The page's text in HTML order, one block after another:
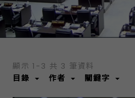
t
e
n
顯示 1-3 共 3 筆資料
目錄
作者 關鍵字